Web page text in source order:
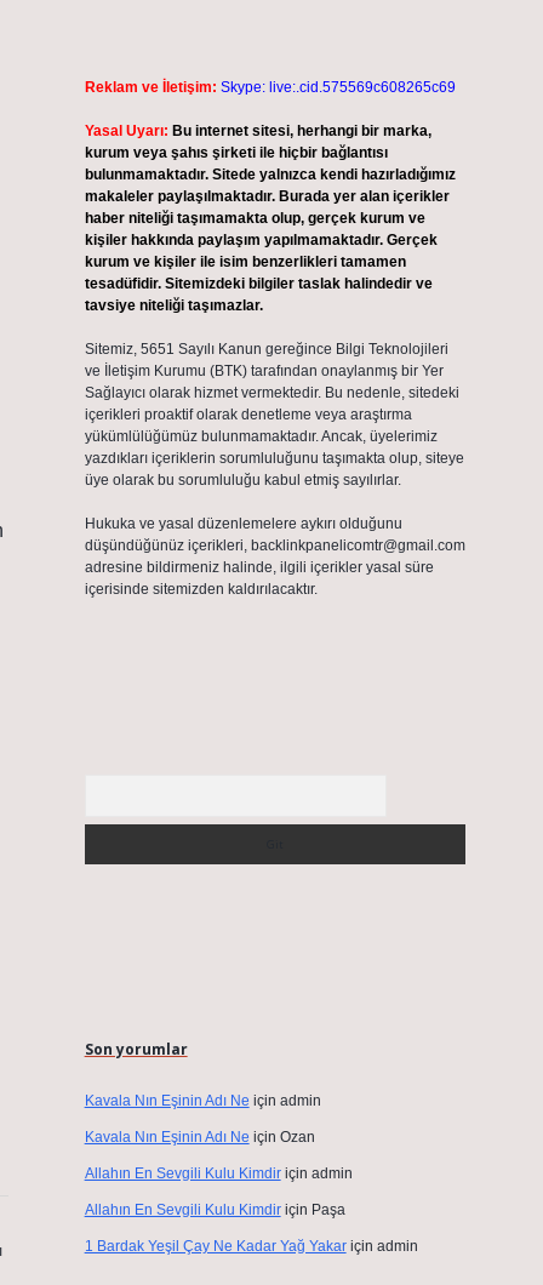
Reklam ve İletişim: Skype: live:.cid.575569c608265c69
Yasal Uyarı: Bu internet sitesi, herhangi bir marka,
kurum veya şahıs şirketi ile hiçbir bağlantısı
bulunmamaktadır. Sitede yalnızca kendi hazırladığımız
makaleler paylaşılmaktadır. Burada yer alan içerikler
haber niteliği taşımamakta olup, gerçek kurum ve
kişiler hakkında paylaşım yapılmamaktadır. Gerçek
kurum ve kişiler ile isim benzerlikleri tamamen
tesadüfidir. Sitemizdeki bilgiler taslak halindedir ve
tavsiye niteliği taşımazlar.
Sitemiz, 5651 Sayılı Kanun gereğince Bilgi Teknolojileri
ve İletişim Kurumu (BTK) tarafından onaylanmış bir Yer
Sağlayıcı olarak hizmet vermektedir. Bu nedenle, sitedeki
içerikleri proaktif olarak denetleme veya araştırma
yükümlülüğümüz bulunmamaktadır. Ancak, üyelerimiz
yazdıkları içeriklerin sorumluluğunu taşımakta olup, siteye
üye olarak bu sorumluluğu kabul etmiş sayılırlar.
Hukuka ve yasal düzenlemelere aykırı olduğunu
düşündüğünüz içerikleri, backlinkpanelicomtr@gmail.com
adresine bildirmeniz halinde, ilgili içerikler yasal süre
içerisinde sitemizden kaldırılacaktır.
Son yorumlar
Kavala Nın Eşinin Adı Ne için admin
Kavala Nın Eşinin Adı Ne için Ozan
Allahın En Sevgili Kulu Kimdiriçin admin
Allahın En Sevgili Kulu Kimdiriçin Paşa
1 Bardak Yeşil Çay Ne Kadar Yağ Yakariçin admin